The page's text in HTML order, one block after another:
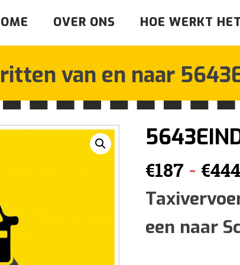
OVER ONS HOE WERKT
van en naar
€187 - €444
een naar